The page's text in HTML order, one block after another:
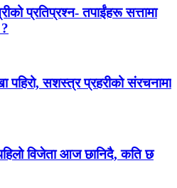
प्रतिप्रश्न- तपाईंहरू सत्तामा
पहिरो, सशस्त्र प्रहरीको संरचनामा
विजेता आज छानिदै, कति छ